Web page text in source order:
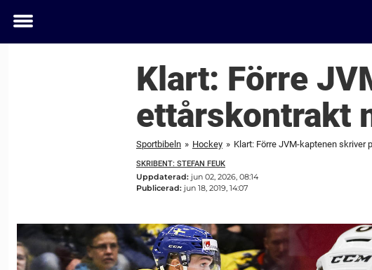
Toggle
Klart: Förre
ettårskontrakt
Sportbibeln » Hockey » Klart: Förre JVM-kaptenen skriver
SKRIBENT: STEFAN FEUK
Uppdaterad: jun 02, 2026, 08:14
Publicerad: jun 18, 2019, 14:07